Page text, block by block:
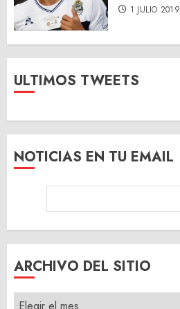
1 JULIO 2019
ULTIMOS TWEETS
NOTICIAS EN TU EMAIL
ARCHIVO DEL SITIO
ARCHIVO